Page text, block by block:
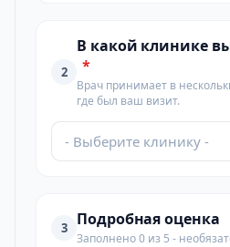
2
В какой клинике
*
Врач принимает в
где был ваш визит.
- Выберите клинику -
3 Подробная оценка
Заполнено 0 из 5 -